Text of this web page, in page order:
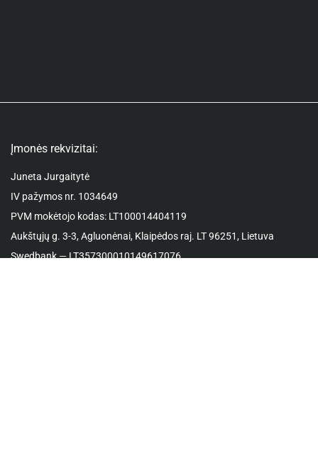
Įmonės rekvizitai:
Juneta Jurgaitytė
IV pažymos nr. 1034649
PVM mokėtojo kodas: LT100014404119
Aukštųjų g. 3-3, Agluonėnai, Klaipėdos raj. LT 96251, Lietuva
Swedbank — LT357300010149617076